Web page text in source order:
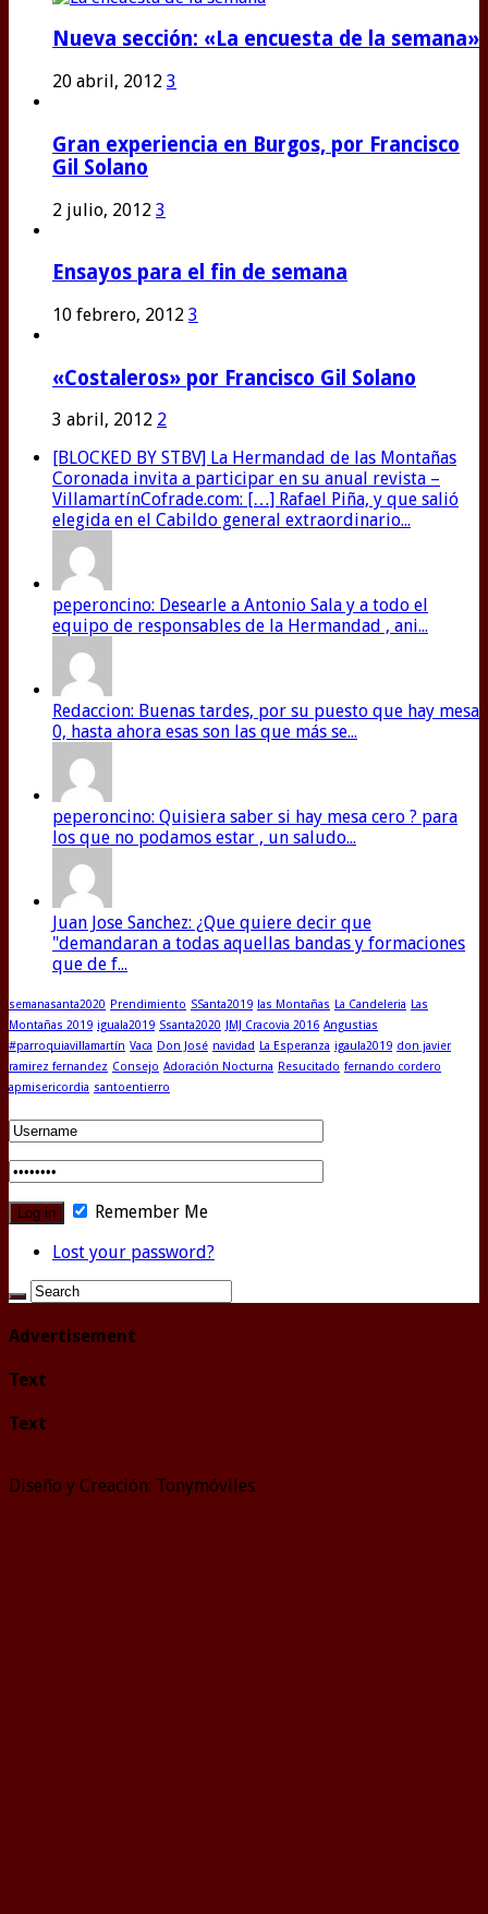
Nueva sección: «La encuesta de la semana»
20 abril, 2012 3
Gran experiencia en Burgos, por Francisco
Gil Solano
2 julio, 2012 3
Ensayos para el fin de semana
10 febrero, 2012 3
«Costaleros» por Francisco Gil Solano
3 abril, 2012 2
[BLOCKED BY STBV] La Hermandad de las Montañas
Coronada invita a participar en su anual revista –
VillamartínCofrade.com: […] Rafael Piña, y que salió
elegida en el Cabildo general extraordinario...
peperoncino: Desearle a Antonio Sala y a todo el
equipo de responsables de la Hermandad , ani...
Redaccion: Buenas tardes, por su puesto que hay mesa
0, hasta ahora esas son las que más se...
peperoncino: Quisiera saber si hay mesa cero ? para
los que no podamos estar , un saludo...
Juan Jose Sanchez: ¿Que quiere decir que
"demandaran a todas aquellas bandas y formaciones
que de f...
semanasanta2020 Prendimiento SSanta2019 las Montañas La Candeleria Las
Montañas 2019 iguala2019 Ssanta2020 JMJ Cracovia 2016 Angustias
#parroquiavillamartín Vaca Don José navidad La Esperanza igaula2019 don javier
ramirez fernandez Consejo Adoración Nocturna Resucitado fernando cordero
apmisericordia santoentierro
Remember Me
Lost your password?
Advertisement
Text
Text
Diseño y Creación: Tonymóviles